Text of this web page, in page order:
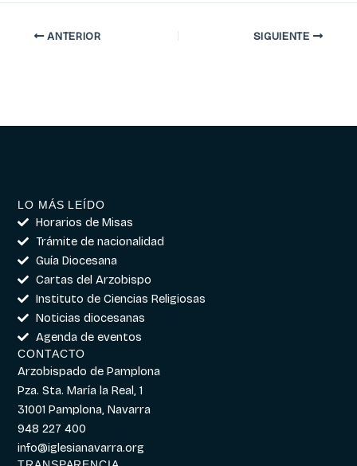
ANTERIOR SIGUIENTE
LO MÁS LEÍDO
Horarios de Misas
Trámite de nacionalidad
Guía Diocesana
Cartas del Arzobispo
Instituto de Ciencias Religiosas
Noticias diocesanas
Agenda de eventos
CONTACTO
Arzobispado de Pamplona
Pza. Sta. María la Real, 1
31001 Pamplona, Navarra
948 227 400
info@iglesianavarra.org